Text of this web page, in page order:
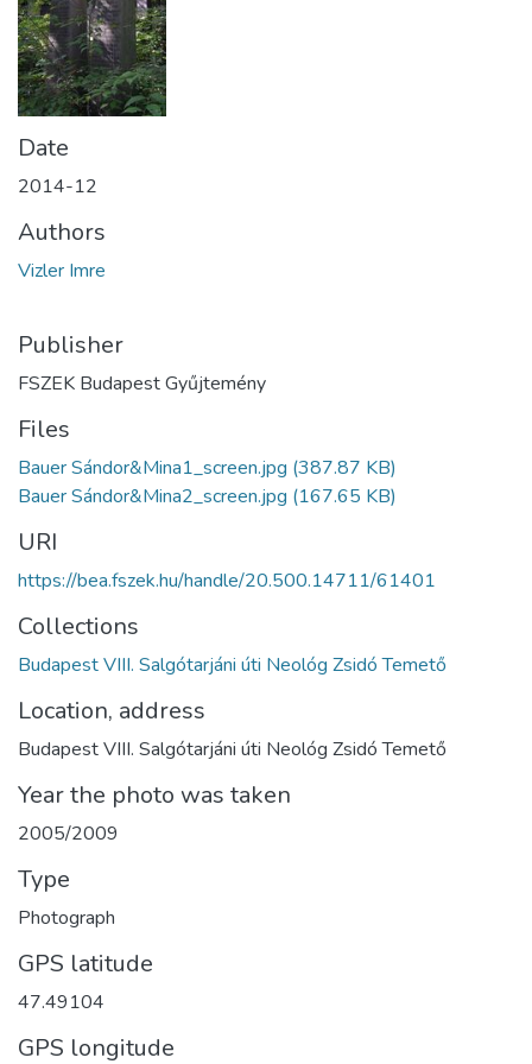
Date
2014-12
Authors
Vizler Imre
Publisher
FSZEK Budapest Gyűjtemény
Files
Bauer Sándor&Mina1_screen.jpg (387.87 KB)
Bauer Sándor&Mina2_screen.jpg (167.65 KB)
URI
https://bea.fszek.hu/handle/20.500.14711/61401
Collections
Budapest VIII. Salgótarjáni úti Neológ Zsidó Temető
Location, address
Budapest VIII. Salgótarjáni úti Neológ Zsidó Temető
Year the photo was taken
2005/2009
Type
Photograph
GPS latitude
47.49104
GPS longitude